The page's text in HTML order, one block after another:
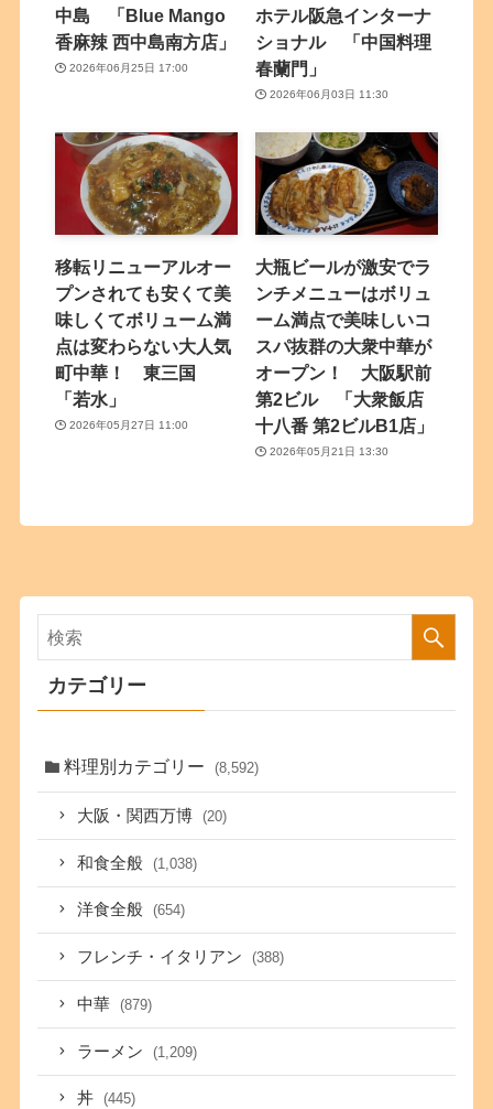
中島 「Blue Mango
香麻辣 西中島南方店」
2026年06月25日 17:00
ホテル阪急インターナ
ショナル 「中国料理
春蘭門」
2026年06月03日 11:30
移転リニューアルオー
プンされても安くて美
味しくてボリューム満
点は変わらない大人気
町中華！ 東三国
「若水」
2026年05月27日 11:00
大瓶ビールが激安でラ
ンチメニューはボリュ
ーム満点で美味しいコ
スパ抜群の大衆中華が
オープン！ 大阪駅前
第2ビル 「大衆飯店
十八番 第2ビルB1店」
2026年05月21日 13:30
カテゴリー
料理別カテゴリー (8,592)
大阪・関西万博 (20)
和食全般 (1,038)
洋食全般 (654)
フレンチ・イタリアン (388)
中華 (879)
ラーメン (1,209)
丼 (445)